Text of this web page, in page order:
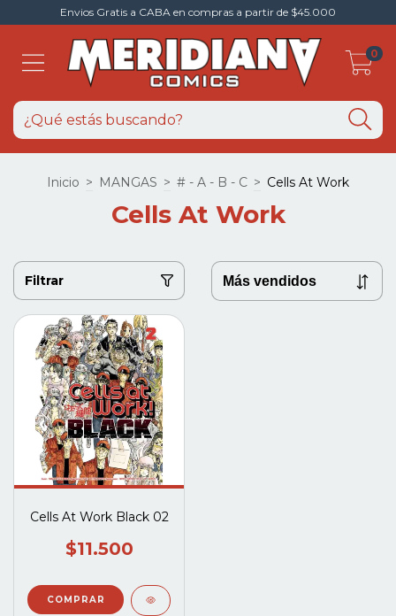
Envios Gratis a CABA en compras a partir de $45.000
0
Inicio > MANGAS > # - A - B - C > Cells At Work
Cells At Work
Filtrar
Cells At Work Black 02
$11.500